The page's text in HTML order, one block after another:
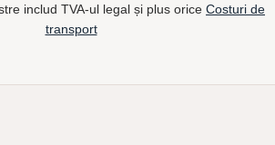
includ TVA-ul legal și plus orice Costuri de
transport